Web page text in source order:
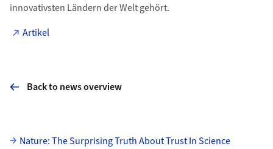
innovativsten Ländern der Welt gehört.
Artikel
Back to news overview
Subpages
Nature: The Surprising Truth About Trust In Science